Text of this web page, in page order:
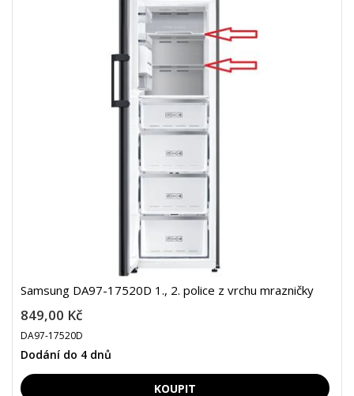
Samsung DA97-17520D 1., 2. police z vrchu mrazničky
849,00 Kč
DA97-17520D
Dodání do 4 dnů